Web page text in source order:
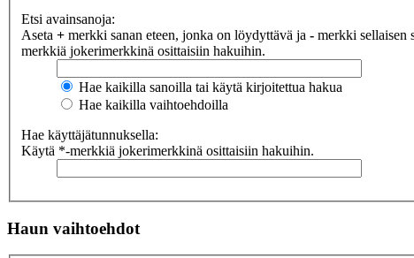
Etsi avainsanoja:
Aseta + merkki sanan eteen, jonka on löydyttävä ja - merkki sellaisen
merkkiä jokerimerkkinä osittaisiin hakuihin.
Hae kaikilla sanoilla tai käytä kirjoitettua hakua
Hae kaikilla vaihtoehdoilla
Hae käyttäjätunnuksella:
Käytä *-merkkiä jokerimerkkinä osittaisiin hakuihin.
Haun vaihtoehdot